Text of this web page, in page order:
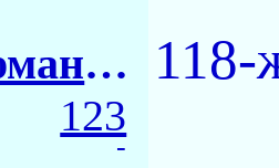
Конь германский
123
-